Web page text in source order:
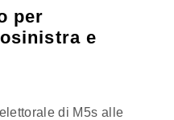
per
e
di M5s alle